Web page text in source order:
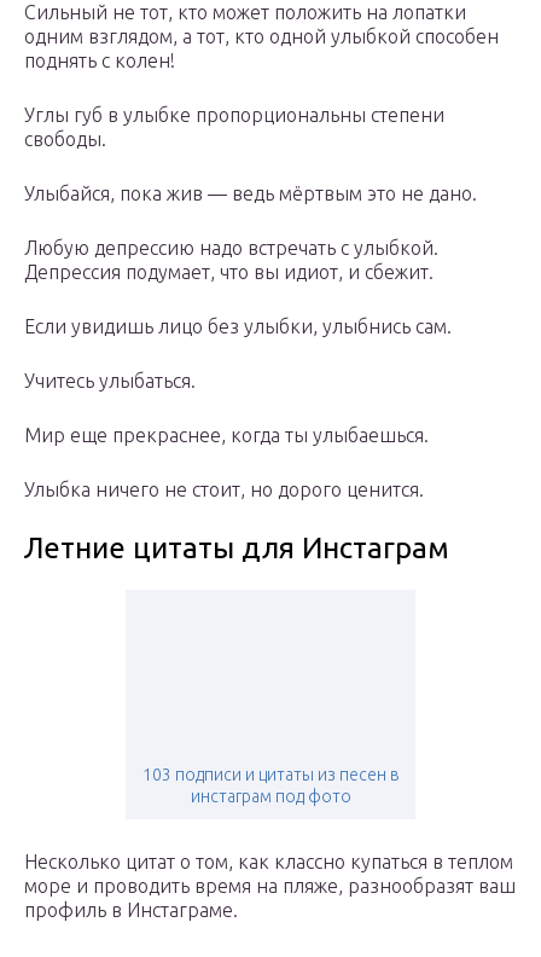
Сильный не тот, кто может положить на лопатки
одним взглядом, а тот, кто одной улыбкой способен
поднять с колен!
Углы губ в улыбке пропорциональны степени
свободы.
Улыбайся, пока жив — ведь мёртвым это не дано.
Любую депрессию надо встречать с улыбкой.
Депрессия подумает, что вы идиот, и сбежит.
Если увидишь лицо без улыбки, улыбнись сам.
Учитесь улыбаться.
Мир еще прекраснее, когда ты улыбаешься.
Улыбка ничего не стоит, но дорого ценится.
Летние цитаты для Инстаграм
103 подписи и цитаты из песен в
инстаграм под фото
Несколько цитат о том, как классно купаться в теплом
море и проводить время на пляже, разнообразят ваш
профиль в Инстаграме.